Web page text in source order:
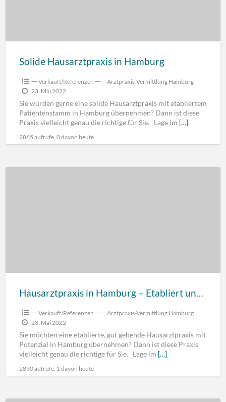
Solide Hausarztpraxis in Hamburg
一 Verkauft/Referenzen 一
Arztpraxis-Vermittlung Hamburg
23. Mai 2022
Sie würden gerne eine solide Hausarztpraxis mit etabliertem
Patientenstamm in Hamburg übernehmen? Dann ist diese
Praxis vielleicht genau die richtige für Sie. Lage im […]
2865 aufrufe, 0 davon heute
Hausarztpraxis in Hamburg – Etabliert und gut geführt, 2 KV-Sitze
一 Verkauft/Referenzen 一
Arztpraxis-Vermittlung Hamburg
23. Mai 2022
Sie möchten eine etablierte, gut gehende Hausarztpraxis mit
Potenzial in Hamburg übernehmen? Dann ist diese Praxis
vielleicht genau die richtige für Sie. Lage im […]
2890 aufrufe, 1 davon heute